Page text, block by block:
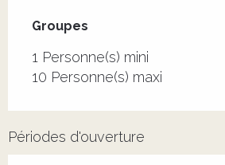
Groupes
Groupes
1 Personne(s) mini
10 Personne(s) maxi
Périodes d'ouverture